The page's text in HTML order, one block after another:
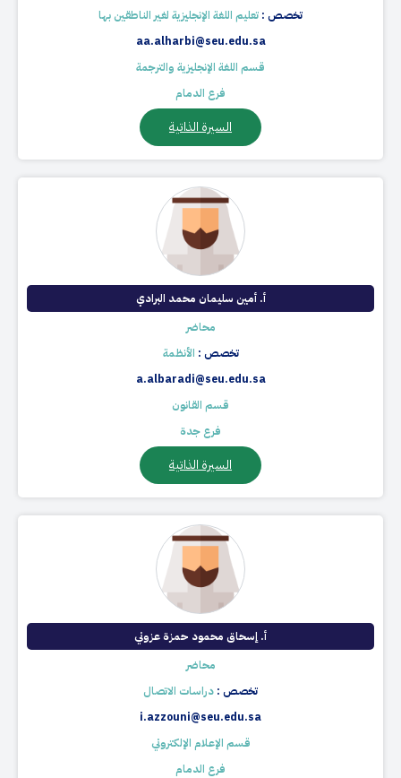
تخصص : تعليم اللغة الإنجليزية لغير الناطقين بها
aa.alharbi@seu.edu.sa
قسم اللغة الإنجليزية والترجمة
فرع الدمام
السيرة الذاتية
أ. أمين سليمان محمد البرادي
محاضر
تخصص : الأنظمة
a.albaradi@seu.edu.sa
قسم القانون
فرع جدة
السيرة الذاتية
أ. إسحاق محمود حمزة عزوني
محاضر
تخصص : دراسات الاتصال
i.azzouni@seu.edu.sa
قسم الإعلام الإلكتروني
فرع الدمام